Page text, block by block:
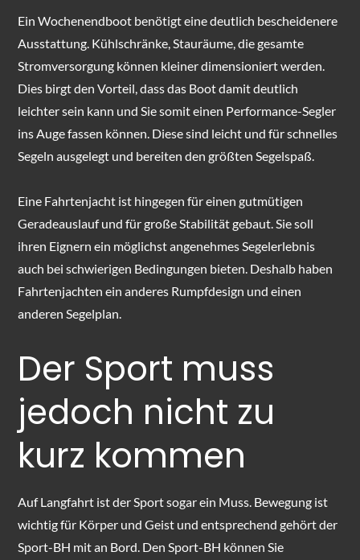
Ein Wochenendboot benötigt eine deutlich bescheidenere
Ausstattung. Kühlschränke, Stauräume, die gesamte
Stromversorgung können kleiner dimensioniert werden.
Dies birgt den Vorteil, dass das Boot damit deutlich
leichter sein kann und Sie somit einen Performance-Segler
ins Auge fassen können. Diese sind leicht und für schnelles
Segeln ausgelegt und bereiten den größten Segelspaß.
Eine Fahrtenjacht ist hingegen für einen gutmütigen
Geradeauslauf und für große Stabilität gebaut. Sie soll
ihren Eignern ein möglichst angenehmes Segelerlebnis
auch bei schwierigen Bedingungen bieten. Deshalb haben
Fahrtenjachten ein anderes Rumpfdesign und einen
anderen Segelplan.
Der Sport muss
jedoch nicht zu
kurz kommen
Auf Langfahrt ist der Sport sogar ein Muss. Bewegung ist
wichtig für Körper und Geist und entsprechend gehört der
Sport-BH mit an Bord. Den Sport-BH können Sie